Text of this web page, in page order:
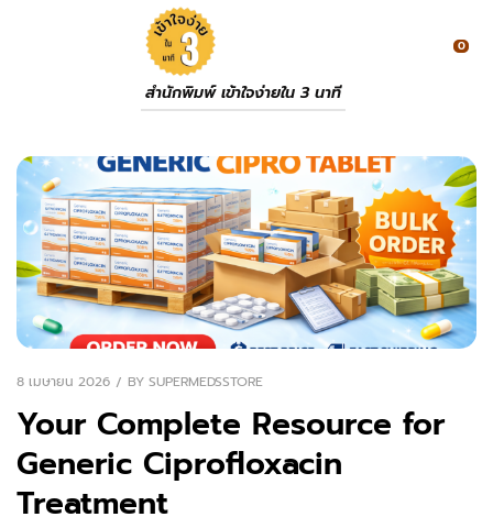
สำนักพิมพ์ เข้าใจง่ายใน 3 นาที
0
8 เมษายน 2026 BY SUPERMEDSSTORE
Your Complete Resource for
Generic Ciprofloxacin
Treatment